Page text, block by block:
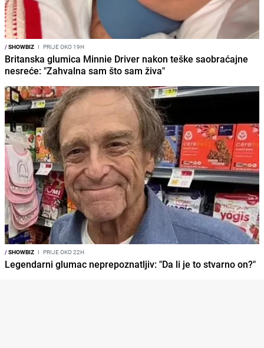
/SHOWBIZ I PRIJE OKO 19H
Britanska glumica Minnie Driver nakon teške saobraćajne
nesreće: "Zahvalna sam što sam živa"
/SHOWBIZ I PRIJE OKO 22H
Legendarni glumac neprepoznatljiv: "Da li je to stvarno on?"